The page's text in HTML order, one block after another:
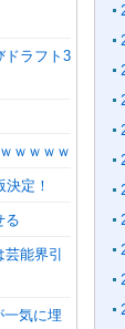
ドラフト3
ｗｗｗｗ
定！
る
能界引
一気に埋